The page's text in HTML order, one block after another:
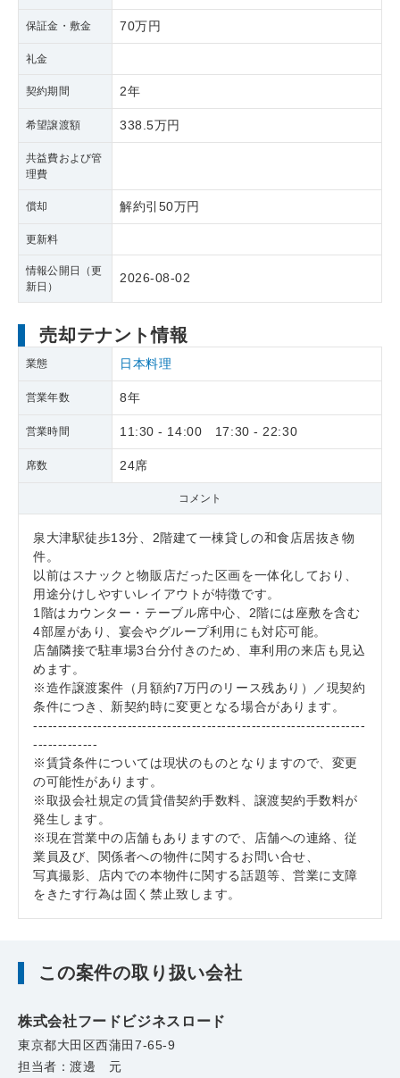
保証金・敷金 70万円
礼金
契約期間 2年
希望譲渡額 338.5万円
共益費および管
理費
償却 解約引50万円
更新料
情報公開日（更
新日）
2026-08-02
売却テナント情報
業態 日本料理
営業年数 8年
営業時間 11:30 - 14:00 17:30 - 22:30
席数 24席
コメント
泉大津駅徒歩13分、2階建て一棟貸しの和食店居抜き物
件。
以前はスナックと物販店だった区画を一体化しており、
用途分けしやすいレイアウトが特徴です。
1階はカウンター・テーブル席中心、2階には座敷を含む
4部屋があり、宴会やグループ利用にも対応可能。
店舗隣接で駐車場3台分付きのため、車利用の来店も見込
めます。
※造作譲渡案件（月額約7万円のリース残あり）／現契約
条件につき、新契約時に変更となる場合があります。
-------------------------------------------------------------------
-------------
※賃貸条件については現状のものとなりますので、変更
の可能性があります。
※取扱会社規定の賃貸借契約手数料、譲渡契約手数料が
発生します。
※現在営業中の店舗もありますので、店舗への連絡、従
業員及び、関係者への物件に関するお問い合せ、
写真撮影、店内での本物件に関する話題等、営業に支障
をきたす行為は固く禁止致します。
この案件の取り扱い会社
株式会社フードビジネスロード
東京都大田区西蒲田7-65-9
担当者：渡邊 元